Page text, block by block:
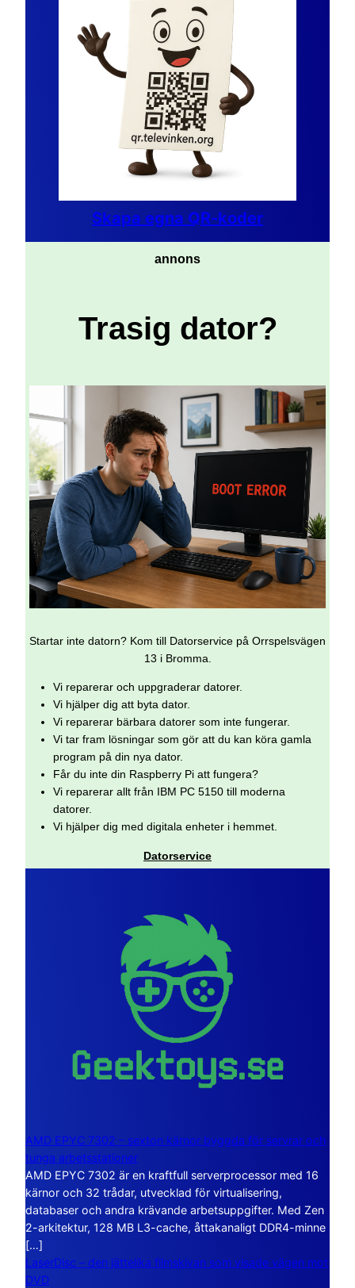
Skapa egna QR-koder
annons
Trasig dator?
Startar inte datorn? Kom till Datorservice på Orrspelsvägen
13 i Bromma.
Vi reparerar och uppgraderar datorer.
Vi hjälper dig att byta dator.
Vi reparerar bärbara datorer som inte fungerar.
Vi tar fram lösningar som gör att du kan köra gamla
program på din nya dator.
Får du inte din Raspberry Pi att fungera?
Vi reparerar allt från IBM PC 5150 till moderna
datorer.
Vi hjälper dig med digitala enheter i hemmet.
Datorservice
AMD EPYC 7302 – sexton kärnor byggda för servrar och
tunga arbetsstationer
AMD EPYC 7302 är en kraftfull serverprocessor med 16
kärnor och 32 trådar, utvecklad för virtualisering,
databaser och andra krävande arbetsuppgifter. Med Zen
2-arkitektur, 128 MB L3-cache, åttakanaligt DDR4-minne
[…]
LaserDisc – den jättelika filmskivan som visade vägen mot
DVD